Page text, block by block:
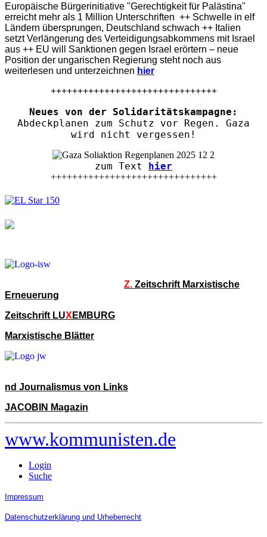
Europäische Bürgerinitiative "Gerechtigkeit für Palästina"
erreicht mehr als 1 Million Unterschriften ++ Schwelle in elf
Ländern übersprungen, Deutschland schwach ++ Italien
setzt Verlängerung des Verteidigungsabkommens mit Israel
aus ++ EU will Sanktionen gegen Israel erörtern – neue
Position der ungarischen Regierung steht noch aus
weiterlesen und unterzeichnen hier
+++++++++++++++++++++++++++++++
Neues von der Solidaritätskampagne:
Abdeckplanen zum Schutz vor Regen. Gaza
wird nicht vergessen!
zum Text hier
+++++++++++++++++++++++++++++++
Z. Zeitschrift Marxistische
Erneuerung
Zeitschrift LUX EMBURG
Marxistische Blätter
nd Journalismus von Links
JACOBIN Magazin
www.kommunisten.de
Login
Suche
Impressum
Datenschutzerklärung und Urheberrecht